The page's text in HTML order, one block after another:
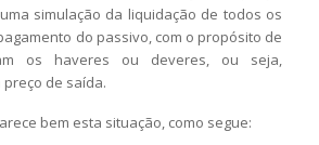
simulação da liquidação de todos os
do passivo, com o propósito de
os haveres ou deveres, ou seja,
de saída.
bem esta situação, como segue: